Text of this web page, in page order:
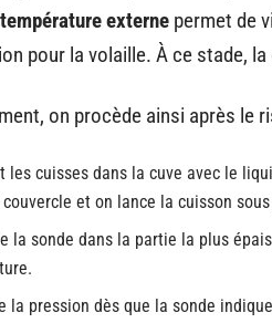
externe permet de
pour la volaille. À ce stade,
on procède ainsi après le
les cuisses dans la cuve avec le
et on lance la cuisson
la sonde dans la partie la plus
la pression dès que la sonde